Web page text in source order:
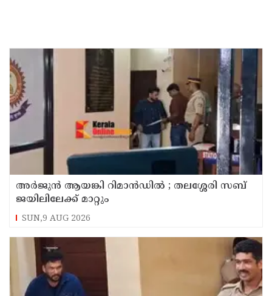
അര്‍ജുന്‍ ആയങ്കി റിമാന്‍ഡില്‍ ; തലശ്ശേരി സബ്
ജയിലിലേക്ക് മാറ്റും
SUN,9 AUG 2026